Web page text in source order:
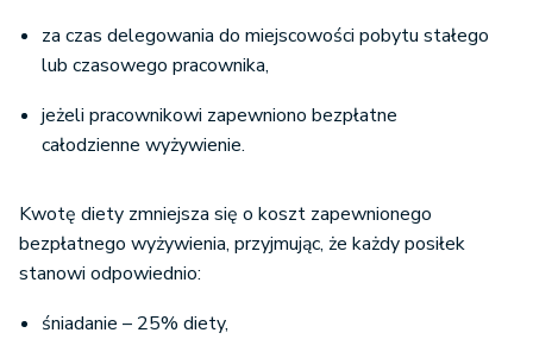
za czas delegowania do miejscowości pobytu stałego
lub czasowego pracownika,
jeżeli pracownikowi zapewniono bezpłatne
całodzienne wyżywienie.
Kwotę diety zmniejsza się o koszt zapewnionego
bezpłatnego wyżywienia, przyjmując, że każdy posiłek
stanowi odpowiednio:
śniadanie – 25% diety,